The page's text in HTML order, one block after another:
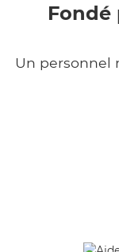
Fondé
Un personnel